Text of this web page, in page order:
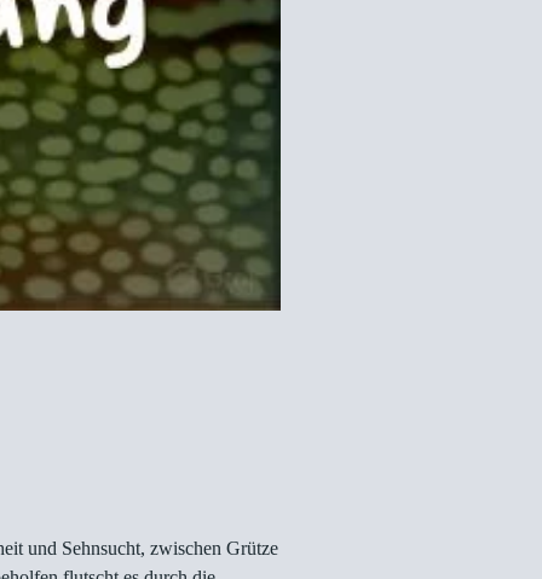
und Sehnsucht, zwischen Grütze